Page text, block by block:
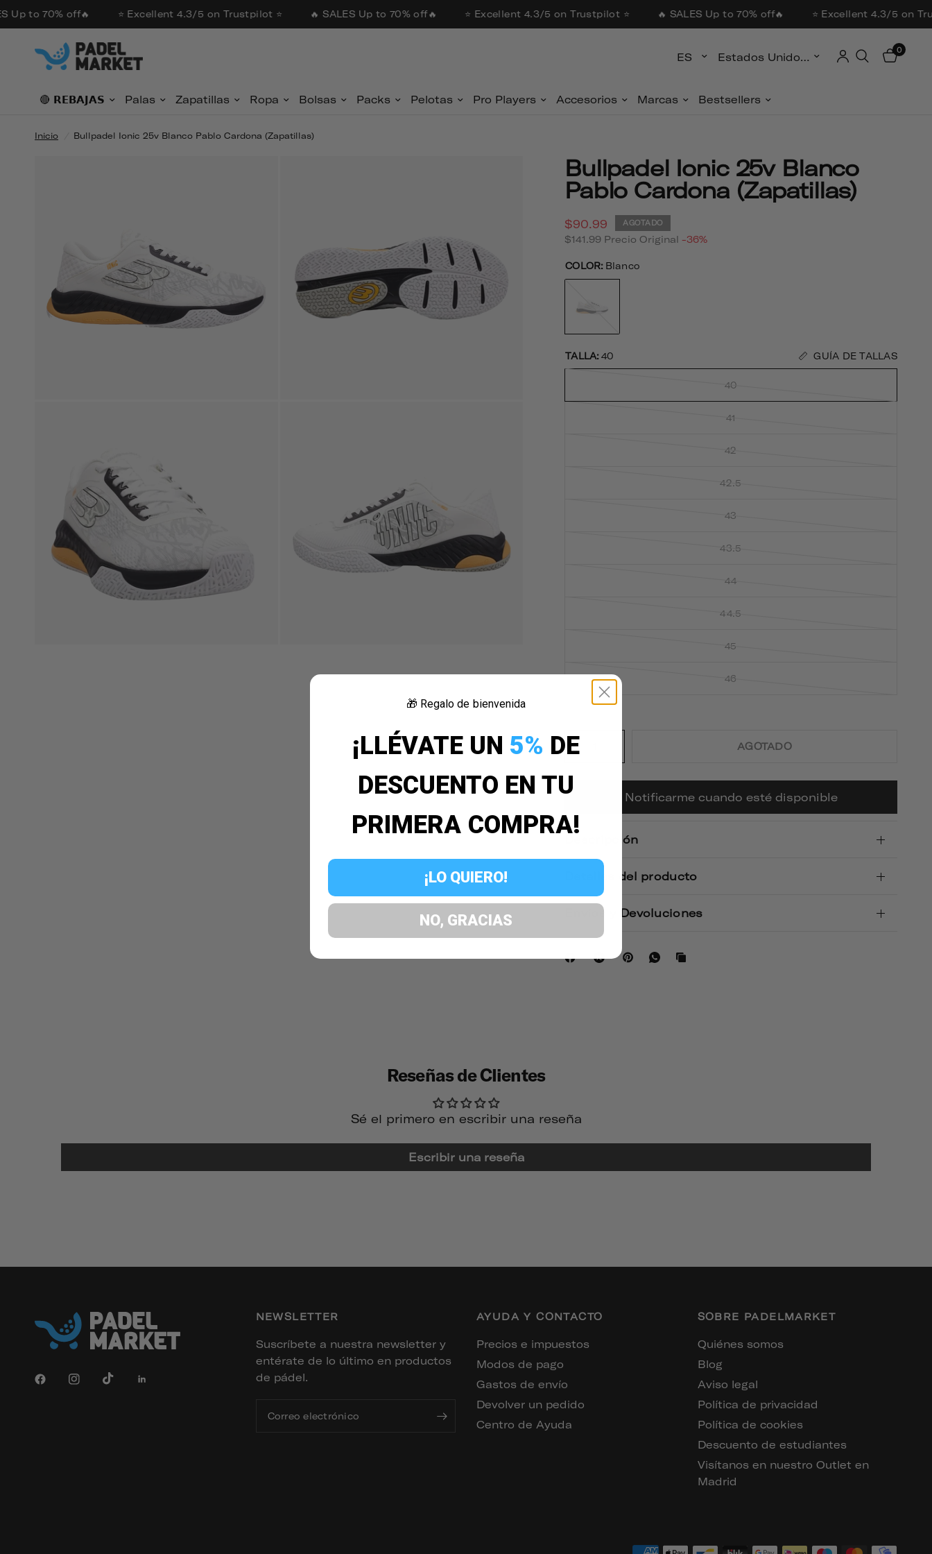
Up to 70% off🔥 ⭐ Excellent 4.3/5 on Trustpilot ⭐ 🔥 SALES Up to 70% off🔥 ⭐ Excellent 4.3/5 on Trustpilot ⭐ 🔥 SALES Up to 70% off🔥 ⭐ Excellent 4.3/5 on
🔴​ 𝗥𝗘𝗕𝗔𝗝𝗔𝗦 Palas Zapatillas Ropa Bolsas Packs Pelotas Pro Players Accesorios Marcas Bestsellers
Actualizar país/región
Actualizar país/región 0
Inicio Bullpadel Ionic 25v Blanco Pablo Cardona (zapatillas)
Bullpadel Ionic 25v Blanco
Pablo Cardona (zapatillas)
$90.99 AGOTADO
$141.99 Precio Original -36%
TALLA:40 GUÍA DE TALLAS
40
41
42
42.5
43
43.5
44
44.5
45
46
COLOR: Blanco
AGOTADO
Notificarme cuando esté disponible
Descripción
Detalles del producto
Envíos y Devoluciones
Reseñas de Clientes
Sé el primero en escribir una reseña
Escribir una reseña
NEWSLETTER
Suscríbete a nuestra newsletter y
entérate de lo último en productos
de pádel.
Correo electrónico
AYUDA Y CONTACTO
Precios e impuestos
Modos de pago
Gastos de envío
Devolver un pedido
Centro de Ayuda
SOBRE PADELMARKET
Quiénes somos
Blog
Aviso legal
Política de privacidad
Política de cookies
Descuento de estudiantes
Visítanos en nuestro Outlet en
Madrid
🎁 Regalo de bienvenida
¡LLÉVATE UN 5% DE
DESCUENTO EN TU
PRIMERA COMPRA!
¡LO QUIERO!
NO, GRACIAS